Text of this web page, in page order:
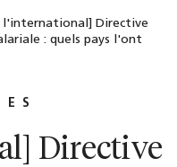
l'international] Directive
: quels pays l'ont
Directive